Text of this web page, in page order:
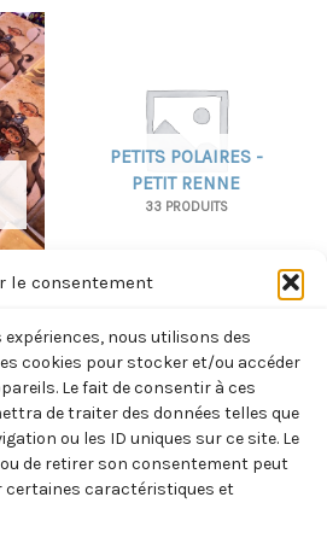
le consentement
nous utilisons des
cookies pour stocker et/ou accéder
Le fait de consentir à ces
de traiter des données telles que
ou les ID uniques sur ce site. Le
de retirer son consentement peut
certaines caractéristiques et
PETITS POLAIRES -
PETIT RENNE
33 PRODUITS
TRADITIONS ORALES